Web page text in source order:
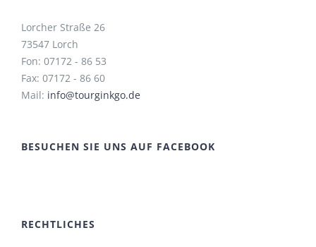
Lorcher Straße 26
73547 Lorch
Fon: 07172 - 86 53
Fax: 07172 - 86 60
Mail: info@tourginkgo.de
BESUCHEN SIE UNS AUF FACEBOOK
RECHTLICHES